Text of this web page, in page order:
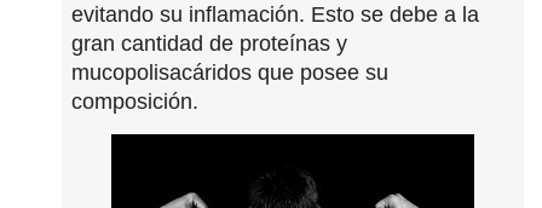
evitando su inflamación. Esto se debe a la
gran cantidad de proteínas y
mucopolisacáridos que posee su
composición.